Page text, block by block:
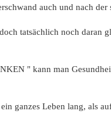
auch und nach
tatsächlich noch
" kann man
ganzes Leben lang, als